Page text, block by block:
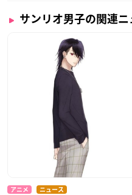
サンリオ男子の関連ニ
アニメ ニュース